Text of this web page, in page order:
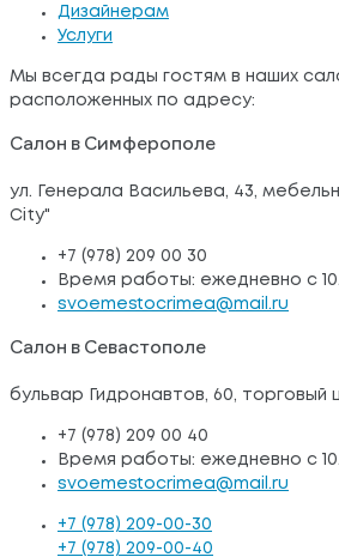
Дизайнерам
Услуги
Мы всегда рады гостям в наших
расположенных по адресу:
Салон в Симферополе
ул. Генерала Васильева, 43,
City"
+7 (978) 209 00 30
Время работы: ежедневно с
svoemestocrimea@mail.ru
Салон в Севастополе
бульвар Гидронавтов, 60, торговый
+7 (978) 209 00 40
Время работы: ежедневно с
svoemestocrimea@mail.ru
+7 (978) 209-00-30
+7 (978) 209-00-40